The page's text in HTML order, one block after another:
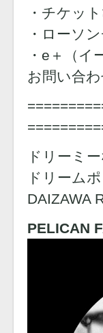
・チケッ
・ローソ
・e＋（イ
お問い合
ドリーミ
ドリーム
DAIZAWA
PELICAN